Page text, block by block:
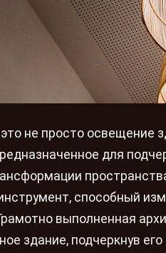
не просто освещение
для
способный
выполненная
здание, подчеркнув